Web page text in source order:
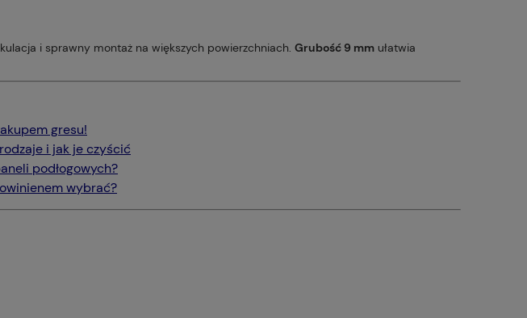
i sprawny montaż na większych powierzchniach. Grubość 9 mm ułatwia
gresu!
i jak je czyścić
podłogowych?
wybrać?